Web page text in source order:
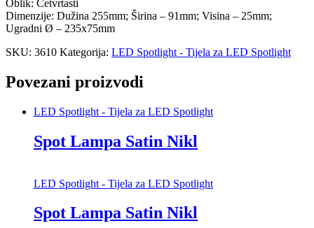
Oblik: Četvrtasti
Dimenzije: Dužina 255mm; Širina – 91mm; Visina – 25mm;
Ugradni Ø – 235x75mm
SKU: 3610 Kategorija: LED Spotlight - Tijela za LED Spotlight
Povezani proizvodi
LED Spotlight - Tijela za LED Spotlight
Spot Lampa Satin Nikl
LED Spotlight - Tijela za LED Spotlight
Spot Lampa Satin Nikl